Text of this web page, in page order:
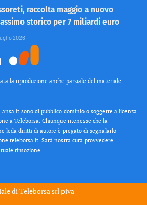
raccolta maggio a nuovo
storico per 7 miliardi euro
2026
la riproduzione anche parziale del materiale
sono di pubblico dominio o soggette a licenza
a Teleborsa. Chiunque ritenesse che la
leda diritti di autore è pregato di segnalarlo
teleborsa.it. Sarà nostra cura provvedere
rimozione.
diTeleborsa srlpiva